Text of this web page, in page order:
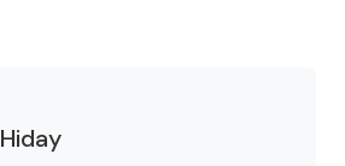
Hiday